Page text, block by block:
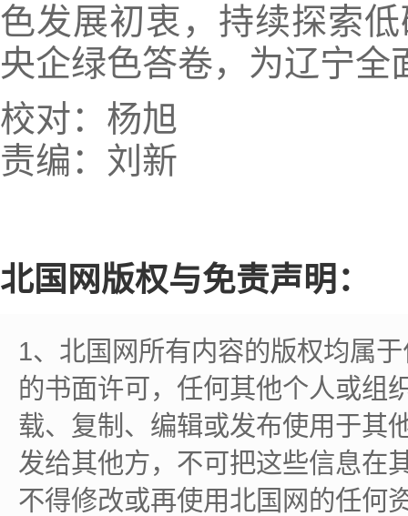
色发展初衷，持续探索
央企绿色答卷，为辽宁全
校对：杨旭
责编：刘新
北国网版权与免责声明：
1、北国网所有内容的版权均属
的书面许可，任何其他个人或组
载、复制、编辑或发布使用于其
发给其他方，不可把这些信息在
不得修改或再使用北国网的任何